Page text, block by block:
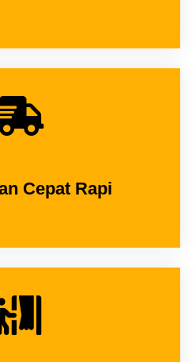
Cepat Rapi